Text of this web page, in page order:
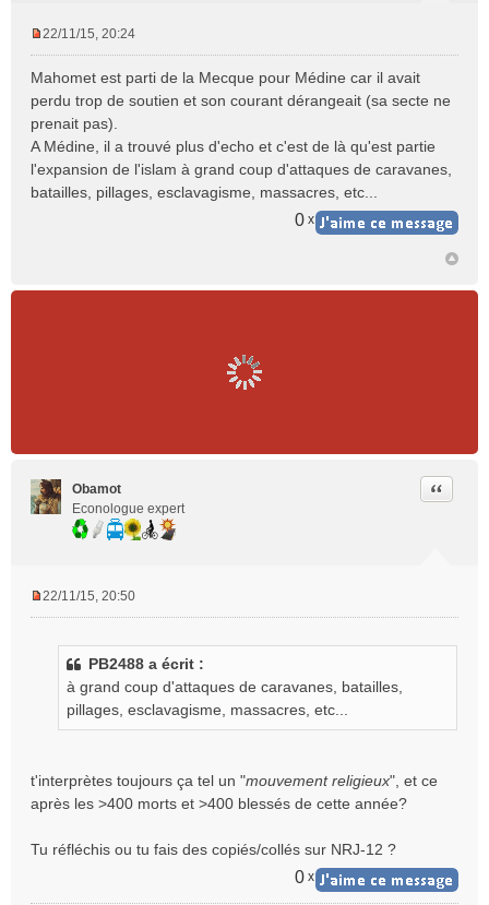
s
s
a
g
e
n
22/11/15, 20:24
Mahomet est parti de la Mecque pour Médine car il avait
perdu trop de soutien et son courant dérangeait (sa secte ne
prenait pas).
A Médine, il a trouvé plus d'echo et c'est de là qu'est partie
l'expansion de l'islam à grand coup d'attaques de caravanes,
batailles, pillages, esclavagisme, massacres, etc...
0 x
Obamot
Econologue expert
Citer
n
l
22/11/15, 20:50
PB2488 a écrit :
à grand coup d'attaques de caravanes, batailles,
pillages, esclavagisme, massacres, etc...
t'interprètes toujours ça tel un "mouvement religieux", et ce
après les >400 morts et >400 blessés de cette année?
Tu réfléchis ou tu fais des copiés/collés sur NRJ-12 ?
0 x